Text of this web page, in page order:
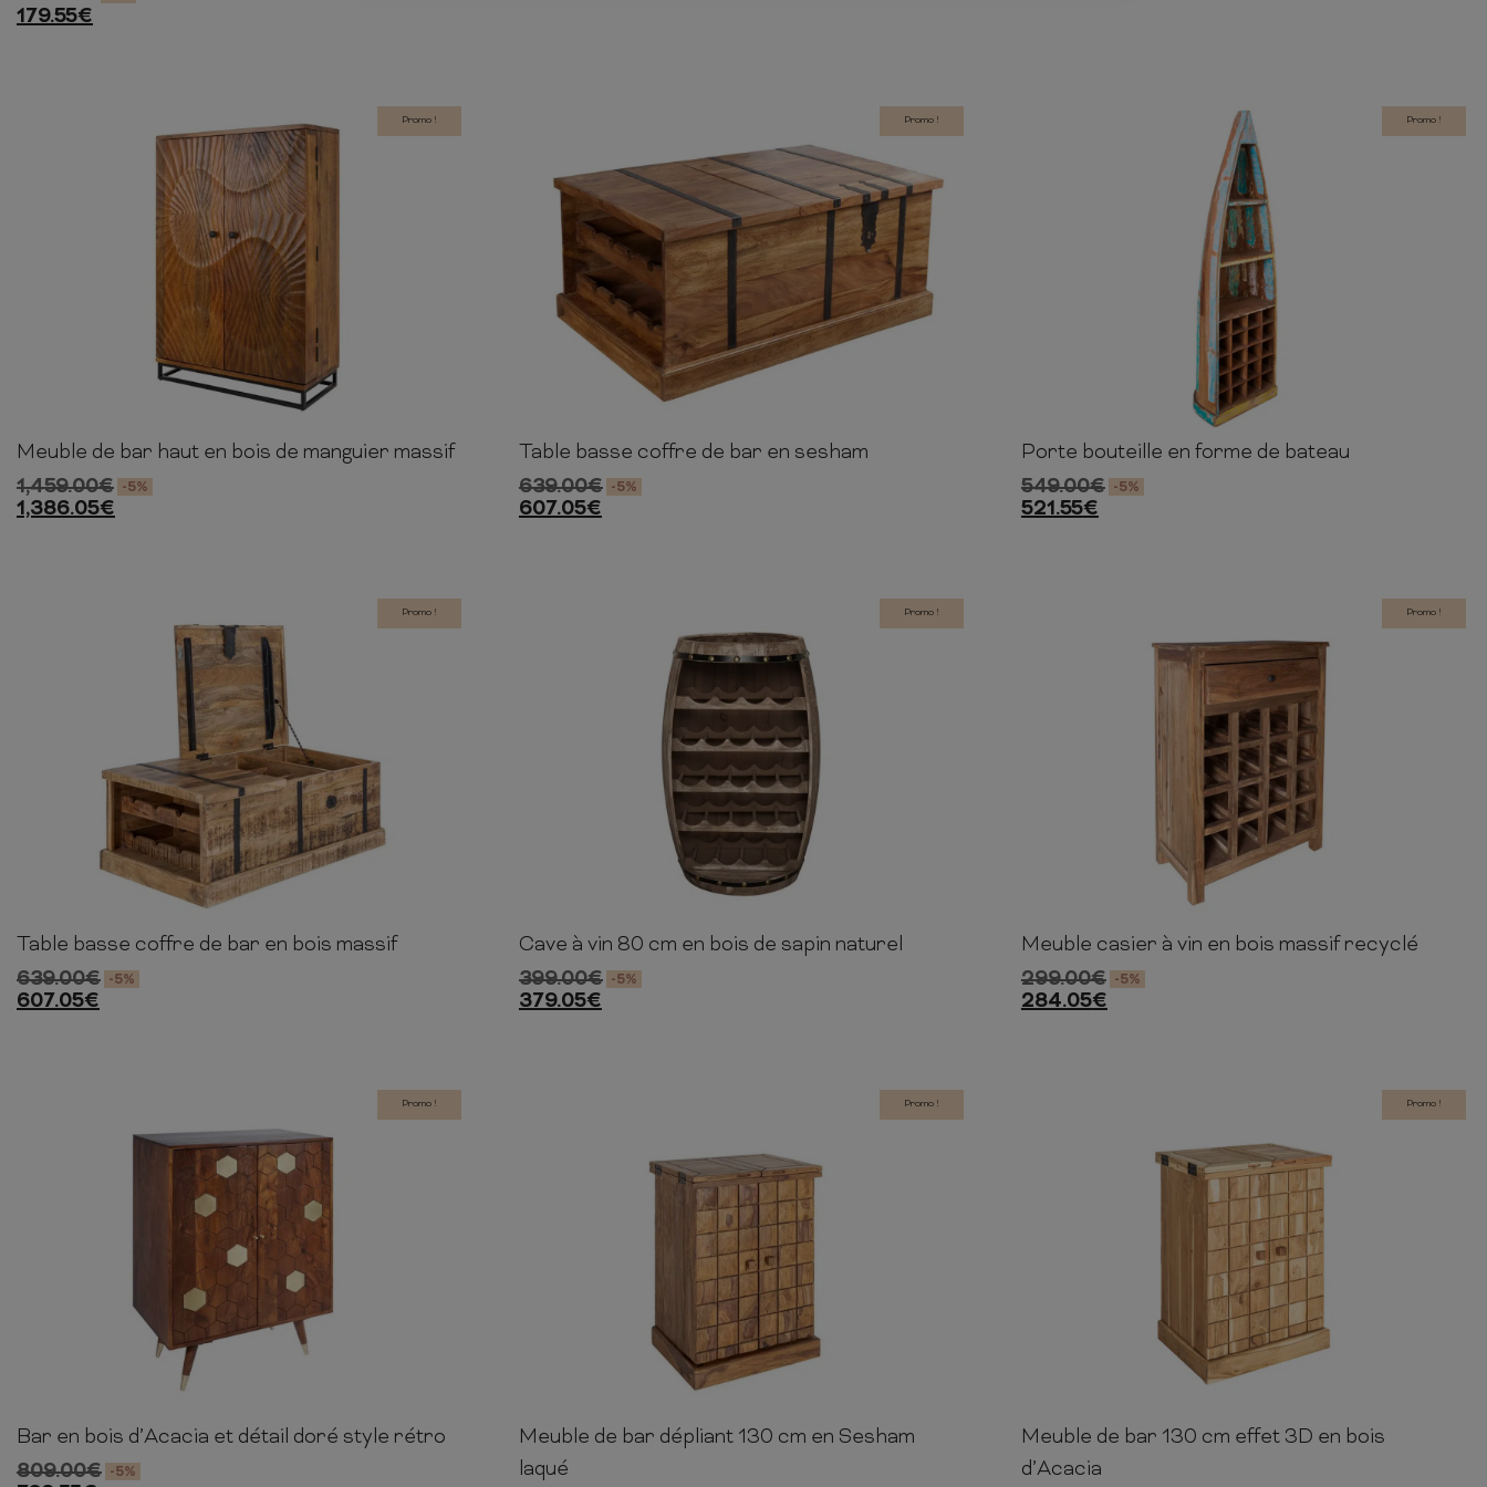
179.55€
Promo !
141cm 95cm 42cm
Meuble de bar haut en bois de manguier massif
1,459.00€ -5%
1,386.05€
Promo !
40cm 100cm
Table basse coffre de bar en sesham
639.00€ -5%
607.05€
Promo !
190cm 55cm
Porte bouteille en forme de bateau
549.00€ -5%
521.55€
Promo !
40cm 100cm
Table basse coffre de bar en bois massif
639.00€ -5%
607.05€
Promo !
80cm 50cm
Cave à vin 80 cm en bois de sapin naturel
399.00€ -5%
379.05€
Promo !
81cm 56cm
Meuble casier à vin en bois massif recyclé
299.00€ -5%
284.05€
Promo !
96cm 75cm 46cm
Bar en bois d’Acacia et détail doré style rétro
809.00€ -5%
Promo !
90cm 65-130cm
Meuble de bar dépliant 130 cm en Sesham
laqué
Promo !
90cm 65-130cm
Meuble de bar 130 cm effet 3D en bois
d’Acacia